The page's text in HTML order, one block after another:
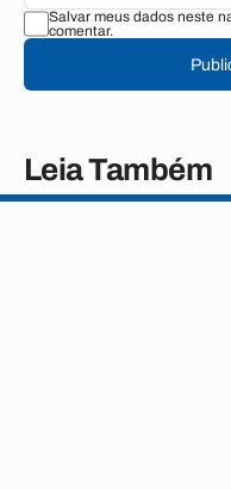
Salvar meus dados neste
comentar.
Leia Também